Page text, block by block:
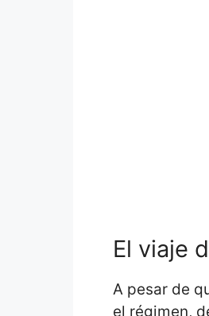
El viaje
A pesar de
el régimen,